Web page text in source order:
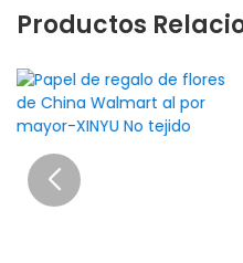
Productos